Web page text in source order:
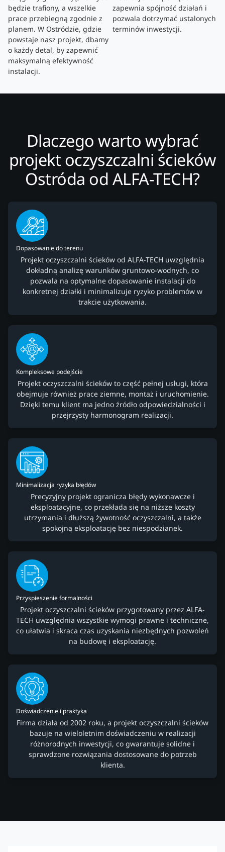
będzie trafiony, a wszelkie
prace przebiegną zgodnie z
planem. W Ostródzie, gdzie
powstaje nasz projekt, dbamy
o każdy detal, by zapewnić
maksymalną efektywność
instalacji.
zapewnia spójność działań i
pozwala dotrzymać ustalonych
terminów inwestycji.
Dlaczego warto wybrać
projekt oczyszczalni ścieków
Ostróda od ALFA-TECH?
Dopasowanie do terenu
Projekt oczyszczalni ścieków od ALFA-TECH uwzględnia
dokładną analizę warunków gruntowo-wodnych, co
pozwala na optymalne dopasowanie instalacji do
konkretnej działki i minimalizuje ryzyko problemów w
trakcie użytkowania.
Kompleksowe podejście
Projekt oczyszczalni ścieków to część pełnej usługi, która
obejmuje również prace ziemne, montaż i uruchomienie.
Dzięki temu klient ma jedno źródło odpowiedzialności i
przejrzysty harmonogram realizacji.
Minimalizacja ryzyka błędów
Precyzyjny projekt ogranicza błędy wykonawcze i
eksploatacyjne, co przekłada się na niższe koszty
utrzymania i dłuższą żywotność oczyszczalni, a także
spokojną eksploatację bez niespodzianek.
Przyspieszenie formalności
Projekt oczyszczalni ścieków przygotowany przez ALFA-
TECH uwzględnia wszystkie wymogi prawne i techniczne,
co ułatwia i skraca czas uzyskania niezbędnych pozwoleń
na budowę i eksploatację.
Doświadczenie i praktyka
Firma działa od 2002 roku, a projekt oczyszczalni ścieków
bazuje na wieloletnim doświadczeniu w realizacji
różnorodnych inwestycji, co gwarantuje solidne i
sprawdzone rozwiązania dostosowane do potrzeb
klienta.